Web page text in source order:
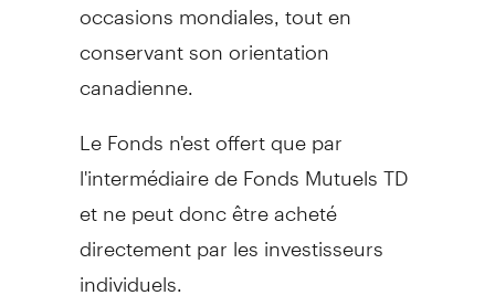
conservant son orientation
canadienne.
Le Fonds n'est offert que par
l'intermédiaire de Fonds Mutuels TD
et ne peut donc être acheté
directement par les investisseurs
individuels.